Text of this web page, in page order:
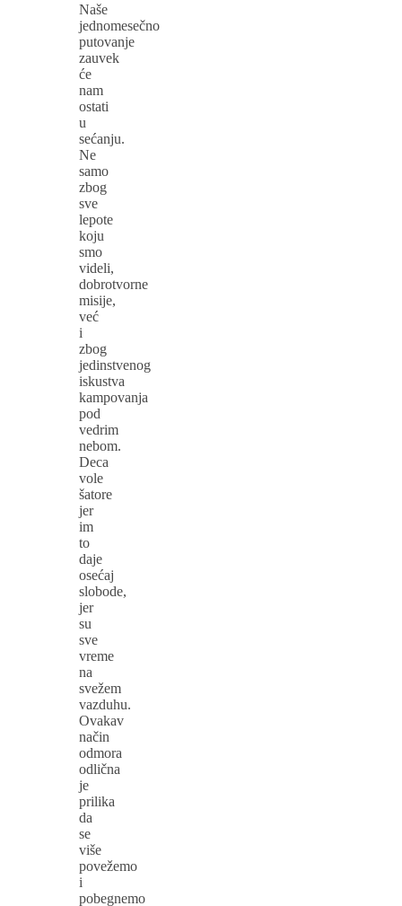
Naše
jednomesečno
putovanje
zauvek
će
nam
ostati
u
sećanju.
Ne
samo
zbog
sve
lepote
koju
smo
videli,
dobrotvorne
misije,
već
i
zbog
jedinstvenog
iskustva
kampovanja
pod
vedrim
nebom.
Deca
vole
šatore
jer
im
to
daje
osećaj
slobode,
jer
su
sve
vreme
na
svežem
vazduhu.
Ovakav
način
odmora
odlična
je
prilika
da
se
više
povežemo
i
pobegnemo